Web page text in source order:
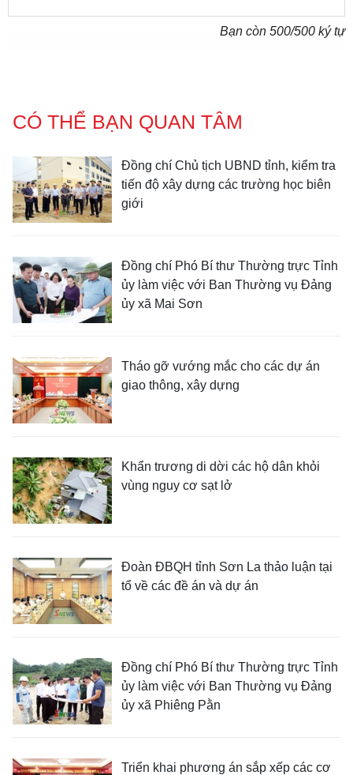
Bạn còn 500/500 ký tự
CÓ THỂ BẠN QUAN TÂM
Đồng chí Chủ tịch UBND tỉnh, kiểm tra
tiến độ xây dựng các trường học biên
giới
Đồng chí Phó Bí thư Thường trực Tỉnh
ủy làm việc với Ban Thường vụ Đảng
ủy xã Mai Sơn
Tháo gỡ vướng mắc cho các dự án
giao thông, xây dựng
Khẩn trương di dời các hộ dân khỏi
vùng nguy cơ sạt lở
Đoàn ĐBQH tỉnh Sơn La thảo luận tại
tổ về các đề án và dự án
Đồng chí Phó Bí thư Thường trực Tỉnh
ủy làm việc với Ban Thường vụ Đảng
ủy xã Phiêng Pằn
Triển khai phương án sắp xếp các cơ